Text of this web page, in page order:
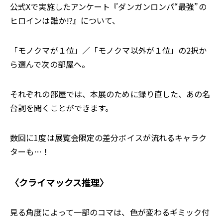
公式Xで実施したアンケート『ダンガンロンパ“最強”の
ヒロインは誰か!?』について、
「モノクマが１位」／「モノクマ以外が１位」の2択か
ら選んで次の部屋へ。
それぞれの部屋では、本展のために録り直した、あの名
台詞を聞くことができます。
数回に1度は展覧会限定の差分ボイスが流れるキャラク
ターも…！
〈クライマックス推理〉
見る角度によって一部のコマは、色が変わるギミック付